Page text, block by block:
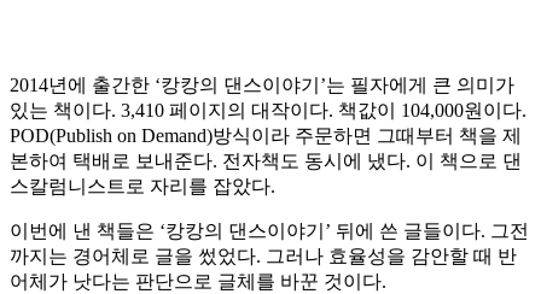
2014년에 출간한 ‘캉캉의 댄스이야기’는 필자에게 큰 의미가
있는 책이다. 3,410 페이지의 대작이다. 책값이 104,000원이다.
POD(Publish on Demand)방식이라 주문하면 그때부터 책을 제
본하여 택배로 보내준다. 전자책도 동시에 냈다. 이 책으로 댄
스칼럼니스트로 자리를 잡았다.
이번에 낸 책들은 ‘캉캉의 댄스이야기’ 뒤에 쓴 글들이다. 그전
까지는 경어체로 글을 썼었다. 그러나 효율성을 감안할 때 반
어체가 낫다는 판단으로 글체를 바꾼 것이다.